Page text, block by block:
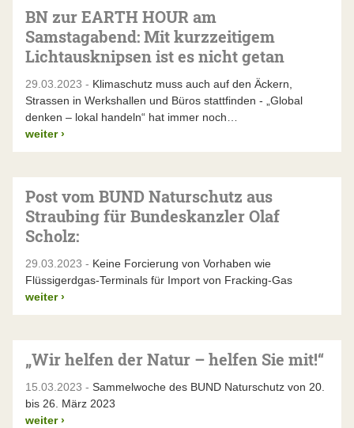
BN zur EARTH HOUR am
Samstagabend: Mit kurzzeitigem
Lichtausknipsen ist es nicht getan
29.03.2023 - Klimaschutz muss auch auf den Äckern,
Strassen in Werkshallen und Büros stattfinden - „Global
denken – lokal handeln“ hat immer noch…
weiter ›
Post vom BUND Naturschutz aus
Straubing für Bundeskanzler Olaf
Scholz:
29.03.2023 - Keine Forcierung von Vorhaben wie
Flüssigerdgas-Terminals für Import von Fracking-Gas
weiter ›
„Wir helfen der Natur – helfen Sie mit!“
15.03.2023 - Sammelwoche des BUND Naturschutz von 20.
bis 26. März 2023
weiter ›